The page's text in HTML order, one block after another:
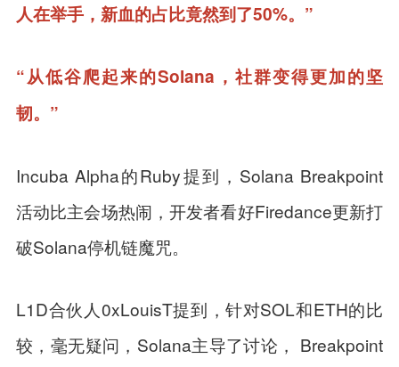
人在举手，新血的占比竟然到了50%。”
“从低谷爬起来的Solana，社群变得更加的坚
韧。”
Incuba Alpha的Ruby提到，Solana Breakpoint
活动比主会场热闹，开发者看好Firedance更新打
破Solana停机链魔咒。
L1D合伙人0xLouisT提到，针对SOL和ETH的比
较，毫无疑问，Solana主导了讨论， Breakpoint